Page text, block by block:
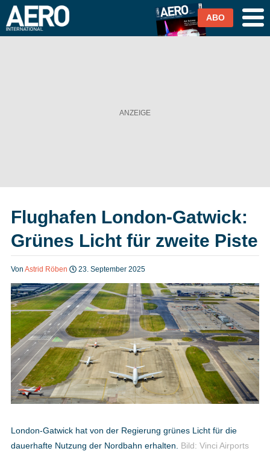
Magazin & Abo
Abo
Heft bestellen
Digitale Ausgabe
Podcast
Impressum
ABO
Flughafen London-Gatwick:
Grünes Licht für zweite Piste
Von Astrid Röben 23. September 2025
London-Gatwick hat von der Regierung grünes Licht für die
dauerhafte Nutzung der Nordbahn erhalten.
Bild: Vinci Airports